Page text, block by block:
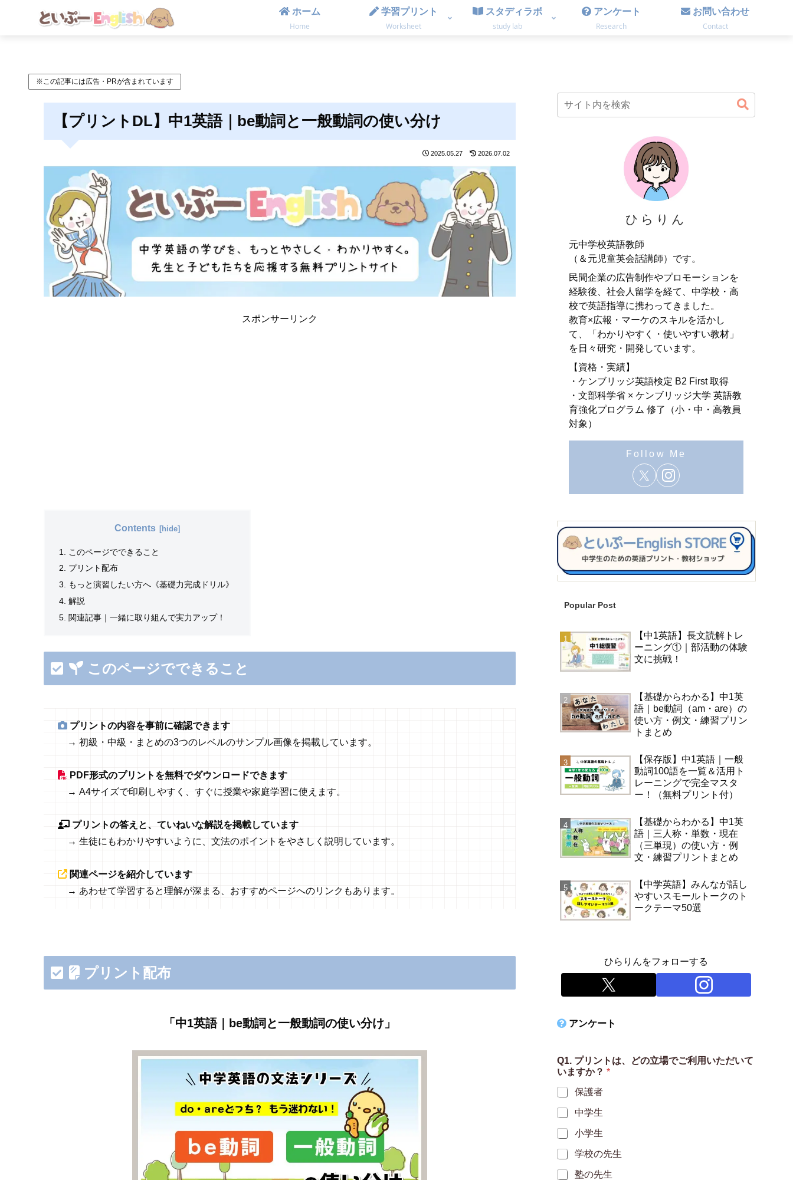
ホーム
Home
学習プリント
Worksheet
スタディラボ
study lab
アンケート
Research
お問い合わせ
Contact
※この記事には広告・PRが含まれています
【プリントDL】中1英語｜be動詞と一般動詞の使い分け
2025.05.27 2026.07.02
スポンサーリンク
Contents
このページでできること
プリント配布
もっと演習したい方へ《基礎力完成ドリル》
解説
関連記事｜一緒に取り組んで実力アップ！
このページでできること
プリントの内容を事前に確認できます
→ 初級・中級・まとめの3つのレベルのサンプル画像を掲載しています。
PDF形式のプリントを無料でダウンロードできます
→ A4サイズで印刷しやすく、すぐに授業や家庭学習に使えます。
プリントの答えと、ていねいな解説を掲載しています
→ 生徒にもわかりやすいように、文法のポイントをやさしく説明しています。
関連ページを紹介しています
→ あわせて学習すると理解が深まる、おすすめページへのリンクもあります。
プリント配布
「中1英語｜be動詞と一般動詞の使い分け」
ひらりん
元中学校英語教師
（＆元児童英会話講師）です。
民間企業の広告制作やプロモーションを
経験後、社会人留学を経て、中学校・高
校で英語指導に携わってきました。
教育×広報・マーケのスキルを活かし
て、「わかりやすく・使いやすい教材」
を日々研究・開発しています。
【資格・実績】
・ケンブリッジ英語検定 B2 First 取得
・文部科学省 × ケンブリッジ大学 英語教
育強化プログラム 修了（小・中・高教員
対象）
Popular Post
【中1英語】長文読解トレ
ーニング①｜部活動の体験
文に挑戦！
【基礎からわかる】中1英
語｜be動詞（am・are）の
使い方・例文・練習プリン
トまとめ
【保存版】中1英語｜一般
動詞100語を一覧＆活用ト
レーニングで完全マスタ
ー！（無料プリント付）
【基礎からわかる】中1英
語｜三人称・単数・現在
（三単現）の使い方・例
文・練習プリントまとめ
【中学英語】みんなが話し
やすいスモールトークのト
ークテーマ50選
ひらりんをフォローする
アンケート
Q1. プリントは、どの立場でご利用いただいて
いますか？ *
保護者
中学生
小学生
学校の先生
塾の先生